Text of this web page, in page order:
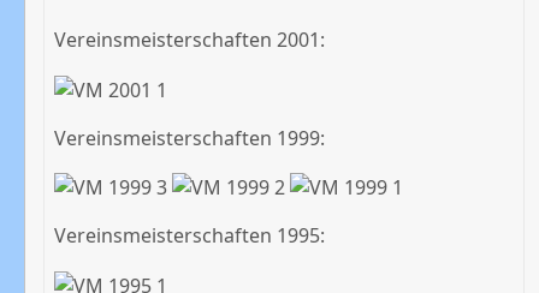
Vereinsmeisterschaften 2001:
Vereinsmeisterschaften 1999:
Vereinsmeisterschaften 1995: